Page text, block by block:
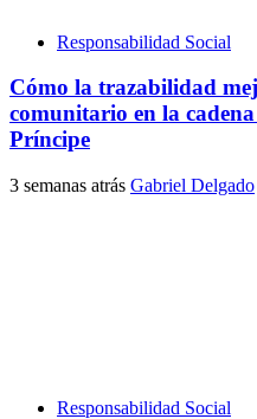
Responsabilidad Social
Cómo la trazabilidad
comunitario en la
Príncipe
3 semanas atrás Gabriel Delgado
Responsabilidad Social